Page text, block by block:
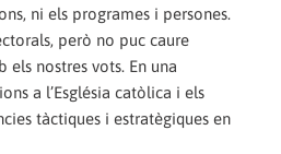
ni els programes i persones.
però no puc caure
nostres vots. En una
a l’Església catòlica i els
tàctiques i estratègiques en